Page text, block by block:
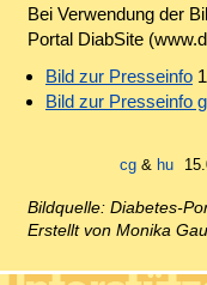
Bei Verwendung der
Portal DiabSite
Bild zur Presseinfo
Bild zur Presseinfo
Bildquelle: Diabetes-
Erstellt von Monika